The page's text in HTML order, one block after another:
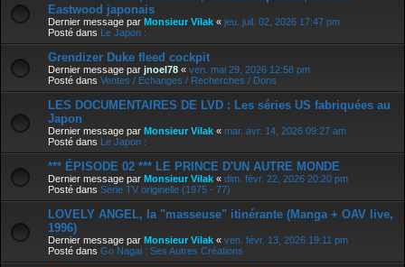
Eastwood japonais
Dernier message par Monsieur Vilak « jeu. juil. 02, 2026 17:47 pm
Posté dans Le Japon :
Grendizer Duke fleed cockpit
Dernier message par jnoel78 « ven. mai 29, 2026 12:58 pm
Posté dans Ventes / Echanges / Recherches / Dons
LES DOCUMENTAIRES DE LVD : Les séries US fabriquées au
Japon
Dernier message par Monsieur Vilak « mar. avr. 14, 2026 09:27 am
Posté dans Le Japon :
*** ÉPISODE 02 *** LE PRINCE D'UN AUTRE MONDE
Dernier message par Monsieur Vilak « dim. févr. 22, 2026 20:20 pm
Posté dans Série TV originelle (1975 - 77)
LOVELY ANGEL, la "masseuse" itinérante (Manga + OAV live,
1996)
Dernier message par Monsieur Vilak « ven. févr. 13, 2026 19:11 pm
Posté dans Go Nagai : Ses Autres Créations